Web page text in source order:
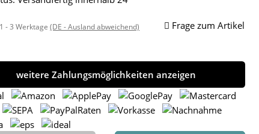
1 - 3 Werktage(DE - Ausland abweichend) Frage zum Artikel
weitere Zahlungsmöglichkeiten anzeigen